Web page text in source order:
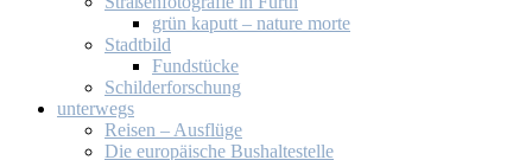
grün ka­putt – na­tu­re mor­te
Stadt­bild
Fund­stü­cke
Schil­der­for­schung
un­ter­wegs
Rei­sen – Aus­flü­ge
Die eu­ro­päi­sche Bus­hal­te­stel­le